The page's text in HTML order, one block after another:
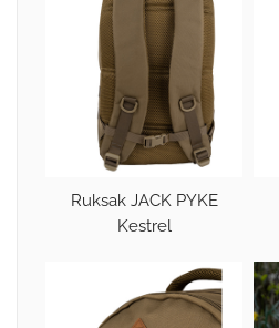
Ruksak JACK PYKE
Kestrel